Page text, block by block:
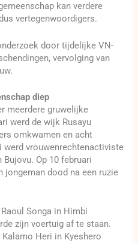
kan verdere
vertegenwoordigers.
door tijdelijke VN-
vervolging van
diep
meerdere gruwelijke
werd de wijk Rusayu
omkwamen en acht
werd vrouwenrechtenactiviste
Op 10 februari
jongeman dood na een ruzie
Songa in Himbi
zijn voertuig af te staan.
Heri in Kyeshero